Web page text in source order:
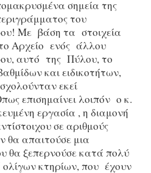
σημεία της
του
Με βάση τα στοιχεία
Αρχείο ενός άλλου
αυτό της Πύλου, το
και ειδικοτήτων,
εκεί
επισημαίνει λοιπόν ο κ.
εργασία , η διαμονή
σε αριθμούς
θα απαιτούσε μια
θα ξεπερνούσε κατά πολύ
ολίγων κτηρίων, που έχουν